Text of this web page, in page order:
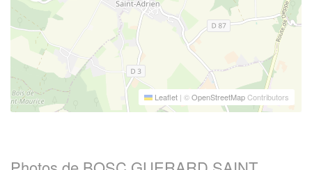
Leaflet | ©OpenStreetMapContributors